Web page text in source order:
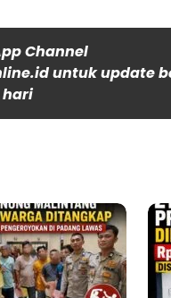
Channel
untuk update